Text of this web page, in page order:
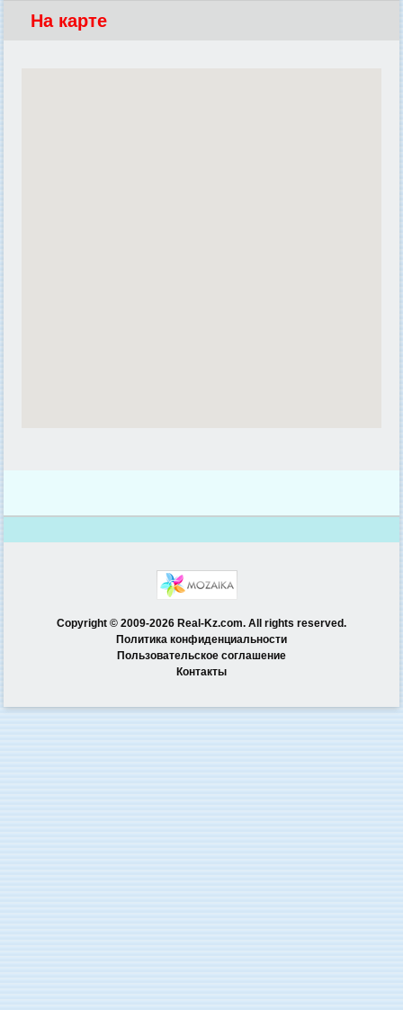
На карте
Copyright © 2009-2026 Real-Kz.com. All rights reserved.
Политика конфиденциальности
Пользовательское соглашение
Контакты